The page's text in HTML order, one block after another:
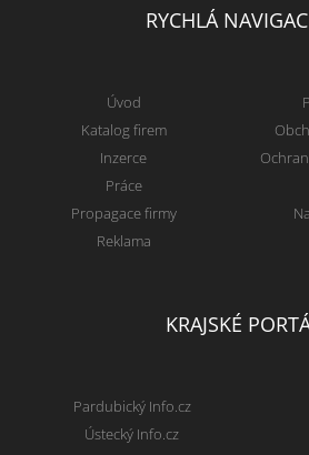
RYCHLÁ
Úvod
Katalog firem
Inzerce
Práce
Propagace firmy
Reklama
KRAJSKÉ
Pardubický Info.cz
Ústecký Info.cz